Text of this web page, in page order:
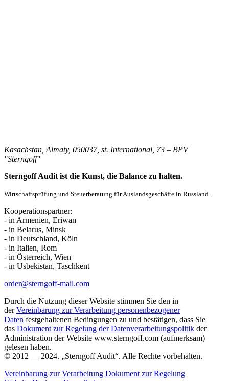
Kasachstan, Almaty, 050037, st. International, 73 – BPV
"Sterngoff"
Sterngoff Audit ist die Kunst, die Balance zu halten.
Wirtschaftsprüfung und Steuerberatung für Auslandsgeschäfte in Russland.
Kooperationspartner:
- in Armenien, Eriwan
- in Belarus, Minsk
- in Deutschland, Köln
- in Italien, Rom
- in Österreich, Wien
- in Usbekistan, Taschkent
order@sterngoff-mail.com
Durch die Nutzung dieser Website stimmen Sie den in
derVereinbarung zur Verarbeitung personenbezogener
Daten festgehaltenen Bedingungen zu und bestätigen, dass Sie
das Dokument zur Regelung der Datenverarbeitungspolitik der
Administration der Website www.sterngoff.com (aufmerksam)
gelesen haben.
© 2012 — 2024. „Sterngoff Audit“. Alle Rechte vorbehalten.
Vereinbarung zur Verarbeitung Dokument zur Regelung